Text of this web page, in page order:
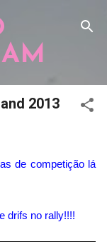
2013
de competição lá
drifs no rally!!!!